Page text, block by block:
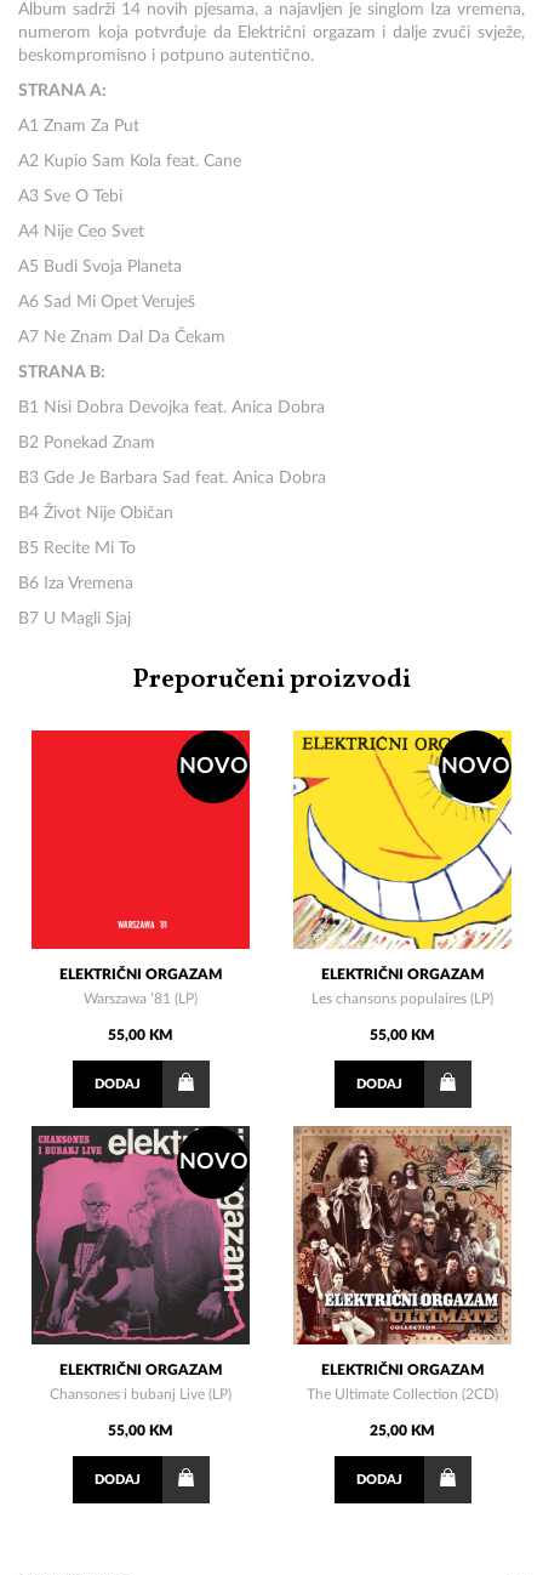
Album sadrži 14 novih pjesama, a najavljen je singlom Iza vremena,
numerom koja potvrđuje da Električni orgazam i dalje zvuči svježe,
beskompromisno i potpuno autentično.
STRANA A:
A1 Znam Za Put
A2 Kupio Sam Kola feat. Cane
A3 Sve O Tebi
A4 Nije Ceo Svet
A5 Budi Svoja Planeta
A6 Sad Mi Opet Veruješ
A7 Ne Znam Dal Da Čekam
STRANA B:
B1 Nisi Dobra Devojka feat. Anica Dobra
B2 Ponekad Znam
B3 Gde Je Barbara Sad feat. Anica Dobra
B4 Život Nije Običan
B5 Recite Mi To
B6 Iza Vremena
B7 U Magli Sjaj
Preporučeni proizvodi
NOVO
ELEKTRIČNI ORGAZAM
Warszawa ’81 (LP)
55,00 KM
DODAJ
NOVO
ELEKTRIČNI ORGAZAM
Les chansons populaires (LP)
55,00 KM
DODAJ
NOVO
ELEKTRIČNI ORGAZAM
Chansones i bubanj Live (LP)
55,00 KM
DODAJ
ELEKTRIČNI ORGAZAM
The Ultimate Collection (2CD)
25,00 KM
DODAJ